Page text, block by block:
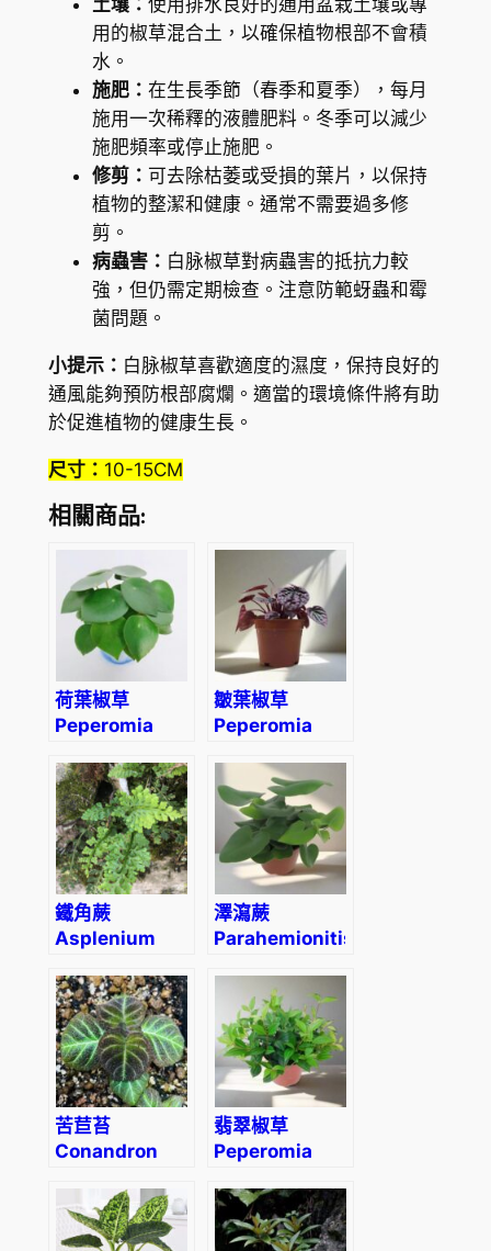
數
量
土壤： 使用排水良好的通用盆栽土壤或專
用的椒草混合土，以確保植物根部不會積
水。
施肥： 在生長季節（春季和夏季），每月
施用一次稀釋的液體肥料。冬季可以減少
施肥頻率或停止施肥。
修剪： 可去除枯萎或受損的葉片，以保持
植物的整潔和健康。通常不需要過多修
剪。
病蟲害： 白脉椒草對病蟲害的抵抗力較
強，但仍需定期檢查。注意防範蚜蟲和霉
菌問題。
小提示： 白脉椒草喜歡適度的濕度，保持良好的
通風能夠預防根部腐爛。適當的環境條件將有助
於促進植物的健康生長。
尺寸： 10-15CM
相關商品:
荷葉椒草
Peperomia
‘Raindrop’
皺葉椒草
Peperomia
鐵角蕨
Asplenium
澤瀉蕨
Parahemionitis
苦苣苔
Conandron
fluorescent
翡翠椒草
Peperomia